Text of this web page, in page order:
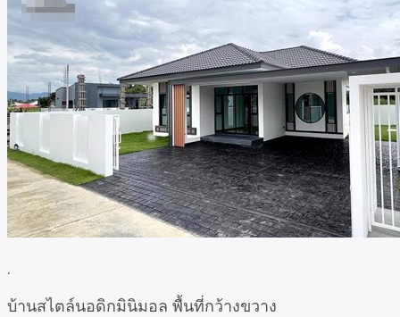
.
บ้านสไตล์นอดิกมินิมอล พื้นที่กว้างขวาง